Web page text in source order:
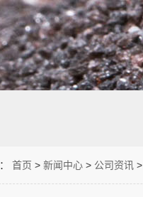
首页 > 新闻中心 > 公司资讯 >